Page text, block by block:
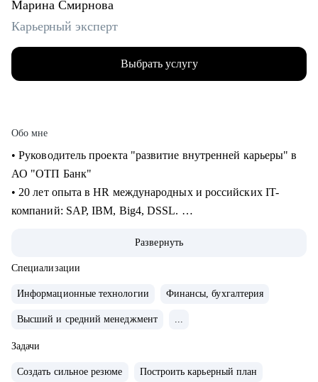
Марина Смирнова
Карьерный эксперт
Выбрать услугу
Обо мне
• Руководитель проекта "развитие внутренней карьеры" в
АО "ОТП Банк"
• 20 лет опыта в HR международных и российских IT-
компаний: SAP, IBM, Big4, DSSL.
сферах продаж, финансов, ИТ, разработки, технического
консалтинга.
оценке сильных сторон (JOBEQ, Hogan).
• Провела 10 000+ собеседований.
• 10+ лет в карьерном консультировании.
кейсов по трудоустройству, 500+ кейсов по построению
Развернуть
Специализации
Информационные технологии Финансы, бухгалтерия
Высший и средний менеджмент ...
Задачи
Создать сильное резюме Построить карьерный план